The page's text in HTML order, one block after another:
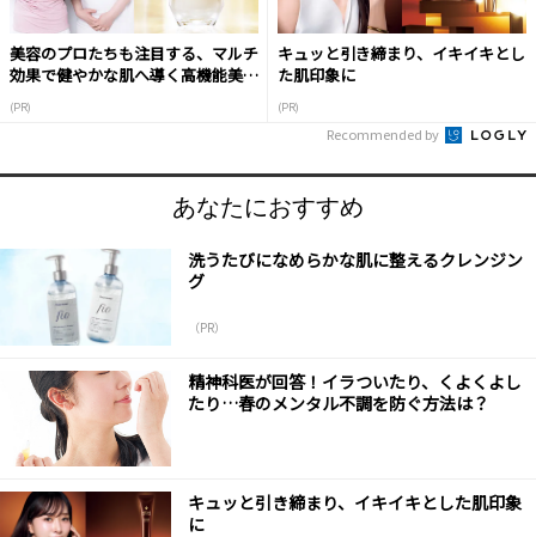
美容のプロたちも注目する、マルチ
効果で健やかな肌へ導く高機能美容
(PR)
キュッと引き締まり、イキイキとし
た肌印象に
(PR)
Recommended by
あなたにおすすめ
洗うたびになめらかな肌に整えるクレンジン
グ
（PR）
精神科医が回答！イラついたり、くよくよし
たり…春のメンタル不調を防ぐ方法は？
キュッと引き締まり、イキイキとした肌印象
に